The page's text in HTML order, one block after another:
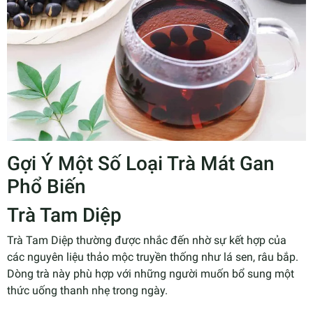
Gợi Ý Một Số Loại Trà Mát Gan
Phổ Biến
Trà Tam Diệp
Trà Tam Diệp thường được nhắc đến nhờ sự kết hợp của
các nguyên liệu thảo mộc truyền thống như lá sen, râu bắp.
Dòng trà này phù hợp với những người muốn bổ sung một
thức uống thanh nhẹ trong ngày.